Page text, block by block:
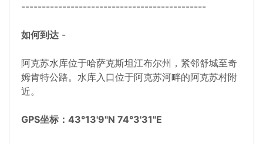
---------------------------------------------
如何到达 -
阿克苏水库位于哈萨克斯坦江布尔州，紧邻舒城至奇
姆肯特公路。水库入口位于阿克苏河畔的阿克苏村附
近。
GPS坐标：43°13'9"N 74°3'31"E